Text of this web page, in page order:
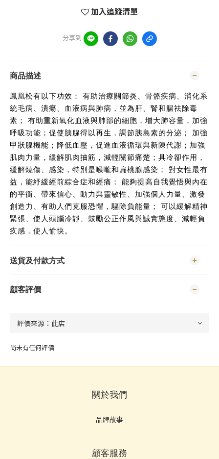
加入追蹤清單
分享到
商品描述
鳳凰松有以下功效： 有助治療關節炎、骨骼疾病、消化系
統毛病、潰瘍、血液病與肺病，並為肝、腎和腸祛除毒
素； 有助重新氧化血液與肺部的細胞，增大肺容量，加強
呼吸功能；促使胰腺得以再生，調節胰島素的分泌； 加強
甲狀腺機能；降低血壓，促進血液循環與新陳代謝；加強
肌肉力量，緩解肌肉抽筋，減輕關節痛楚；具冷卻作用，
緩解燒傷、感染，特別是喉嚨和扁桃腺感染； 對女性最有
益，能紓緩經前綜合症和經痛； 能夠提高自我覺悟與內在
的平衡、帶來信心、動力與靈敏性、加強個人力量、激發
創造力、有助人們克服恐懼，驅除負能量； 可以緩解精神
緊張、使人頭腦冷靜、鼓勵公正作風與誠實態度、減輕負
疚感，使人愉快。
送貨及付款方式
顧客評價
尚未有任何評價
關於我們
品牌故事
顧客服務